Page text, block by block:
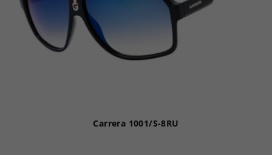
Carrera 1001/S-8RU